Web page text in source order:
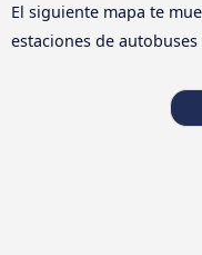
El siguiente mapa te
estaciones de